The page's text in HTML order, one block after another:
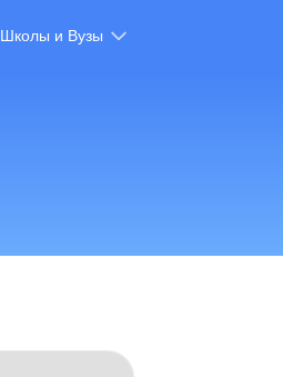
Школы и Вузы